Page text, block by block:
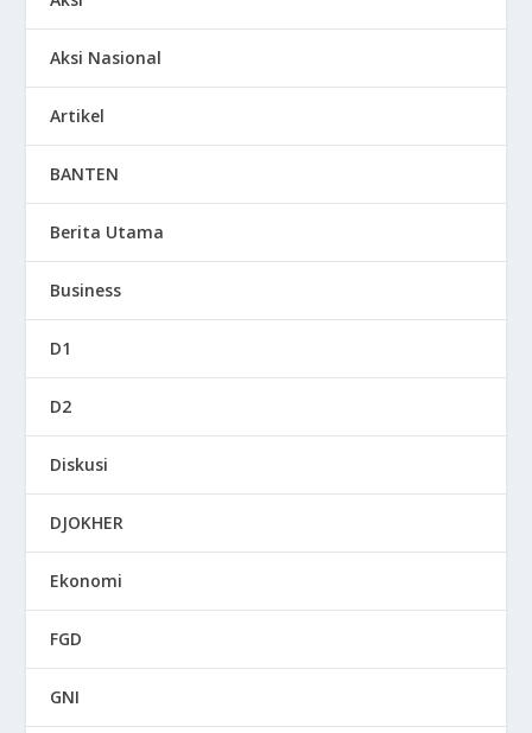
Aksi Nasional
Artikel
BANTEN
Berita Utama
Business
D1
D2
Diskusi
DJOKHER
Ekonomi
FGD
GNI